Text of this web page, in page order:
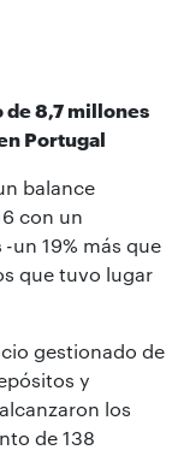
de 8,7 millones
Portugal
balance
con un
-un 19% más que
que tuvo lugar
gestionado de
y
los
de 138